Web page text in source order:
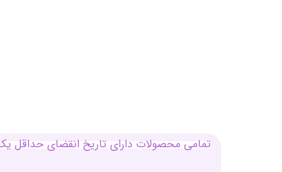
تمامی محصولات دارای تاریخ انقضای